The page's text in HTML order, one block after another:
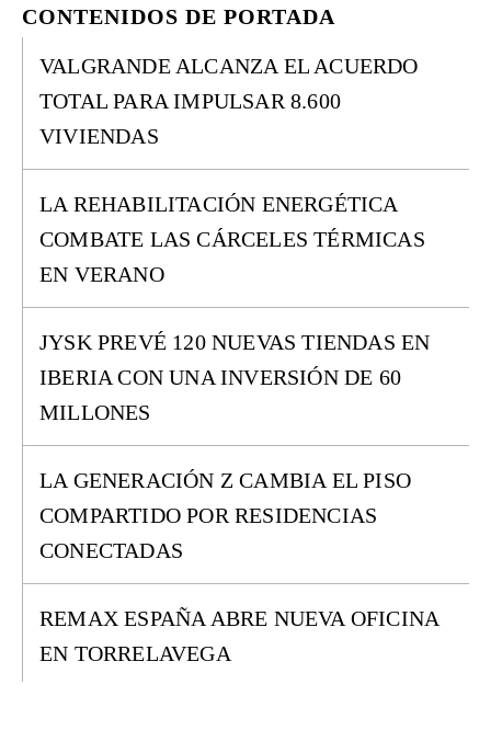
CONTENIDOS DE PORTADA
VALGRANDE ALCANZA EL ACUERDO
TOTAL PARA IMPULSAR 8.600
VIVIENDAS
LA REHABILITACIÓN ENERGÉTICA
COMBATE LAS CÁRCELES TÉRMICAS
EN VERANO
JYSK PREVÉ 120 NUEVAS TIENDAS EN
IBERIA CON UNA INVERSIÓN DE 60
MILLONES
LA GENERACIÓN Z CAMBIA EL PISO
COMPARTIDO POR RESIDENCIAS
CONECTADAS
REMAX ESPAÑA ABRE NUEVA OFICINA
EN TORRELAVEGA